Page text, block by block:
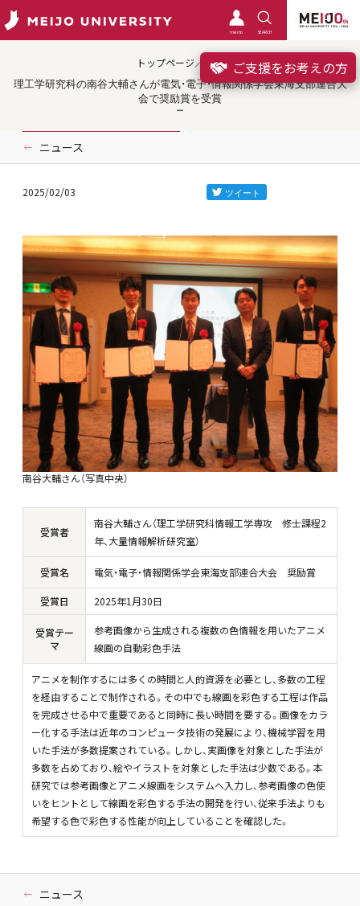
meimo SEARCH
ご支援をお考えの方
トップページ／受賞
理工学研究科の南谷大輔さんが電気・電子・情報関係学会東海支部連合大
会で奨励賞を受賞
ニュース
2025/02/03
南谷大輔さん（写真中央）
受賞者
南谷大輔さん（理工学研究科情報工学専攻 修士課程2
年、大量情報解析研究室）
受賞名
電気・電子・情報関係学会東海支部連合大会 奨励賞
受賞日
2025年1月30日
受賞テー
マ
参考画像から生成される複数の色情報を用いたアニメ
線画の自動彩色手法
アニメを制作するには多くの時間と人的資源を必要とし、多数の工程
を経由することで制作される。その中でも線画を彩色する工程は作品
を完成させる中で重要であると同時に長い時間を要する。画像をカラ
ー化する手法は近年のコンピュータ技術の発展により、機械学習を用
いた手法が多数提案されている。しかし、実画像を対象とした手法が
多数を占めており、絵やイラストを対象とした手法は少数である。本
研究では参考画像とアニメ線画をシステムへ入力し、参考画像の色使
いをヒントとして線画を彩色する手法の開発を行い、従来手法よりも
希望する色で彩色する性能が向上していることを確認した。
ニュース